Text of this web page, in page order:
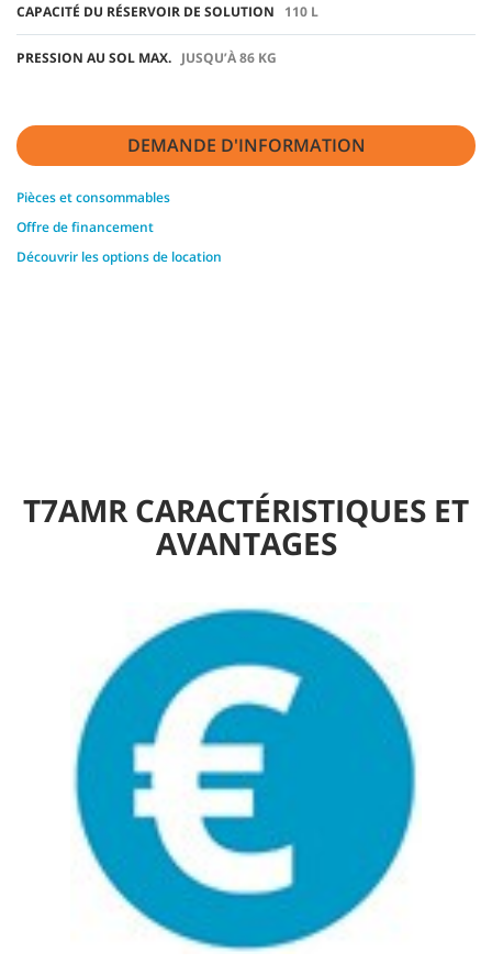
CAPACITÉ DU RÉSERVOIR DE SOLUTION 110 L
PRESSION AU SOL MAX. JUSQU’À 86 KG
DEMANDE D'INFORMATION
Pièces et consommables
Offre de financement
Découvrir les options de location
T7AMR CARACTÉRISTIQUES ET
AVANTAGES